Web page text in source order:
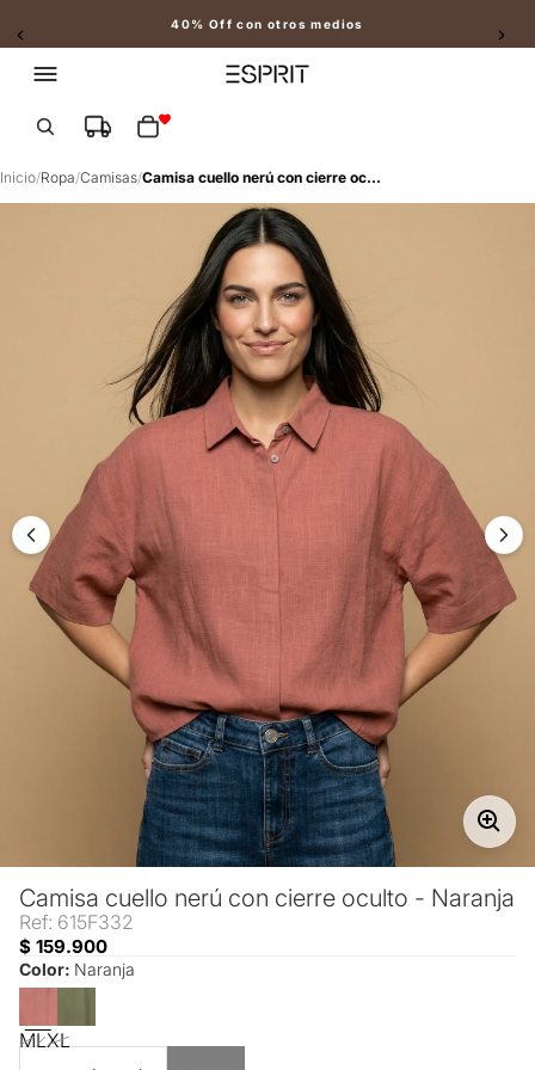
40% Off con otros medios
Slide 2 of 2
Inicio/Ropa/Camisas/ Camisa cuello nerú con cierre oculto - Naranja
Camisa cuello nerú con cierre oculto - Naranja
Ref: 615F332
$ 159.900
Color: Naranja
MLXL